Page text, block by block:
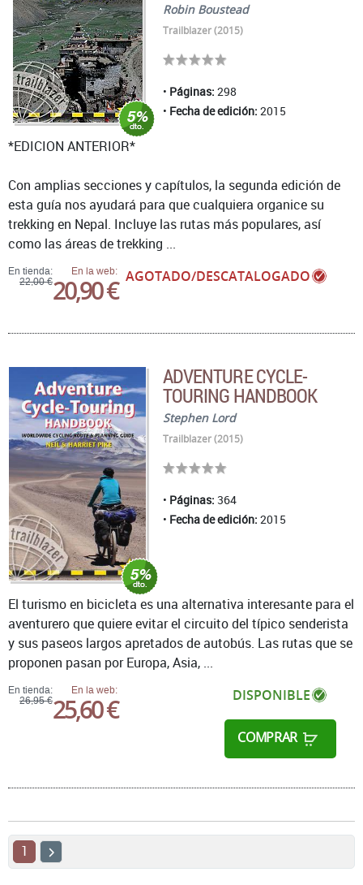
Robin Boustead
Trailblazer (2015)
Páginas: 298
Fecha de edición: 2015
En tienda:
22,00 €
En la web:
20,90 € AGOTADO/DESCATALOGADO
*EDICION ANTERIOR*
Con amplias secciones y capítulos, la segunda edición de
esta guía nos ayudará para que cualquiera organice su
trekking en Nepal. Incluye las rutas más populares, así
como las áreas de trekking ...
ADVENTURE CYCLE-
TOURING HANDBOOK
Stephen Lord
Trailblazer (2015)
Páginas: 364
Fecha de edición: 2015
En tienda:
26,95 €
En la web:
25,60 € DISPONIBLE
COMPRAR
El turismo en bicicleta es una alternativa interesante para el
aventurero que quiere evitar el circuito del típico senderista
y sus paseos largos apretados de autobús. Las rutas que se
proponen pasan por Europa, Asia, ...
1